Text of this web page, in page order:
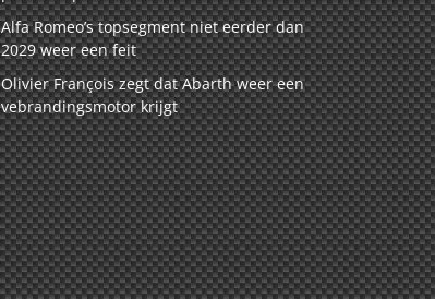
Alfa Romeo’s topsegment niet eerder dan
2029 weer een feit
Olivier François zegt dat Abarth weer een
vebrandingsmotor krijgt